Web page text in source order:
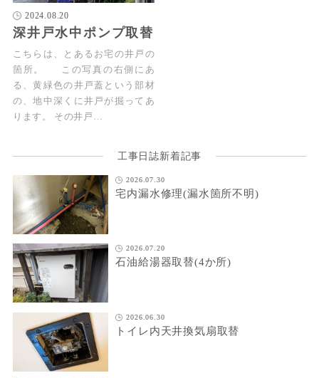
2024.08.20
深井戸水中ポンプ取替
こちらは、とあるお宅の井戸の
箇所。 この写真の右側にあ
る、黄緑色の井戸蓋という部材
の、地中深くに井戸が掘ってあ
ります。 その井戸…
工事日誌新着記事
2026.07.30
宅内漏水修理(漏水箇所不明)
2026.07.20
石油給湯器取替(4か所)
2026.06.30
トイレ内天井換気扇取替